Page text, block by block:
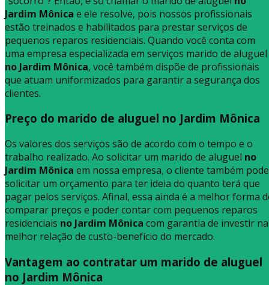
Jardim Mônica e ele resolve, pois nossos profissionais
estão treinados e habilitados para prestar serviços de
pequenos reparos residenciais. Quando você conta com
uma empresa especializada em serviços marido de aluguel
no Jardim Mônica, você também dispõe de profissionais
que atuam uniformizados para garantir a segurança dos
clientes.
Preço do marido de aluguel no Jardim Mônica
Os valores dos serviços são de acordo com o tempo e o
trabalho realizado. Ao solicitar um marido de aluguel no
Jardim Mônica em nossa empresa, o cliente também pode
solicitar um orçamento para ter ideia do quanto terá que
pagar pelos serviços. Afinal, essa ainda é a melhor forma
comparar preços e poder contar com pequenos reparos
residenciais no Jardim Mônica com garantia de investir na
melhor relação de custo-benefício do mercado.
Vantagem ao contratar um marido de aluguel
no Jardim Mônica